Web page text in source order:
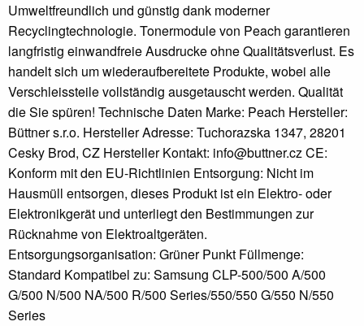
Umweltfreundlich und günstig dank moderner
Recyclingtechnologie. Tonermodule von Peach garantieren
langfristig einwandfreie Ausdrucke ohne Qualitätsverlust. Es
handelt sich um wiederaufbereitete Produkte, wobei alle
Verschleissteile vollständig ausgetauscht werden. Qualität
die Sie spüren! Technische Daten Marke: Peach Hersteller:
Büttner s.r.o. Hersteller Adresse: Tuchorazska 1347, 28201
Cesky Brod, CZ Hersteller Kontakt: info@buttner.cz CE:
Konform mit den EU-Richtlinien Entsorgung: Nicht im
Hausmüll entsorgen, dieses Produkt ist ein Elektro- oder
Elektronikgerät und unterliegt den Bestimmungen zur
Rücknahme von Elektroaltgeräten.
Entsorgungsorganisation: Grüner Punkt Füllmenge:
Standard Kompatibel zu: Samsung CLP-500/500 A/500
G/500 N/500 NA/500 R/500 Series/550/550 G/550 N/550
Series